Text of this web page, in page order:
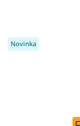
Novinka